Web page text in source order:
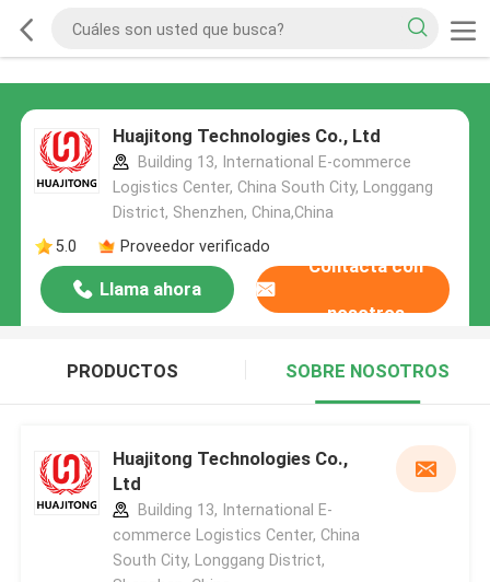
Huajitong Technologies Co., Ltd
Building 13, International E-commerce
Logistics Center, China South City, Longgang
District, Shenzhen, China,China
5.0
Proveedor verificado
Llama ahora
Contacta con
nosotros
PRODUCTOS SOBRE NOSOTROS
Huajitong Technologies Co.,
Ltd
Building 13, International E-
commerce Logistics Center, China
South City, Longgang District,